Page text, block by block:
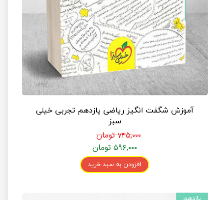
آموزش شگفت انگیز ریاضی یازدهم تجربی خیلی
سبز
۷۴۵,۰۰۰ تومان
۵۹۶,۰۰۰ تومان
افزودن به سبد خرید